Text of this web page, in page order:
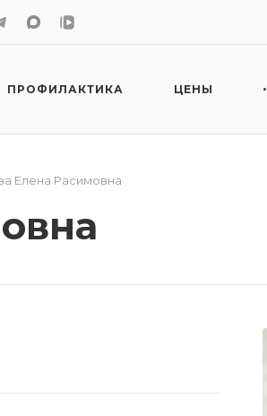
ПРОФИЛАКТИКА ЦЕНЫ
Елена Расимовна